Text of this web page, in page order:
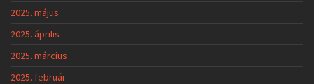
2025. május
2025. április
2025. március
2025. február